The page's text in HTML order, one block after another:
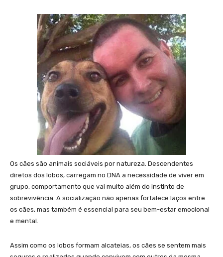
Os cães são animais sociáveis por natureza. Descendentes
diretos dos lobos, carregam no DNA a necessidade de viver em
grupo, comportamento que vai muito além do instinto de
sobrevivência. A socialização não apenas fortalece laços entre
os cães, mas também é essencial para seu bem-estar emocional
e mental.
Assim como os lobos formam alcateias, os cães se sentem mais